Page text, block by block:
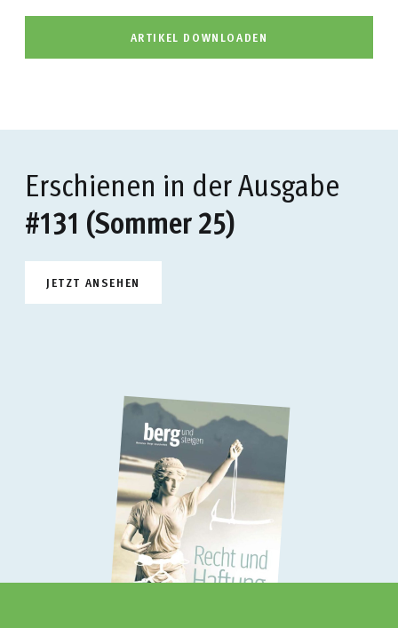
ARTIKEL DOWNLOADEN
Erschienen in der Ausgabe
#131 (Sommer 25)
JETZT ANSEHEN